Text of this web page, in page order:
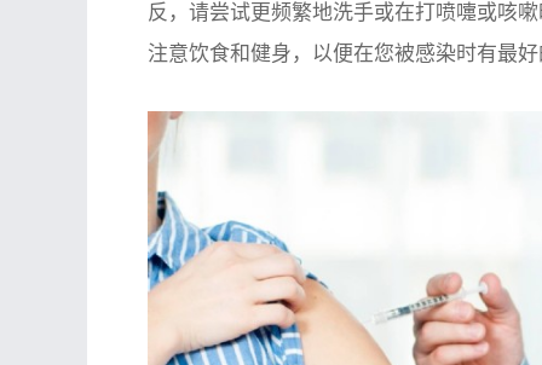
反，请尝试更频繁地洗手或在打喷嚏或咳
注意饮食和健身，以便在您被感染时有最